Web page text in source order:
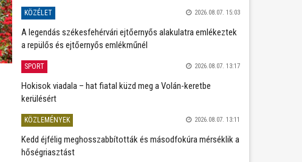
KÖZÉLET 2026.08.07. 15:03
A legendás székesfehérvári ejtőernyős alakulatra emlékeztek
a repülős és ejtőernyős emlékműnél
SPORT 2026.08.07. 13:17
Hokisok viadala – hat fiatal küzd meg a Volán-keretbe
kerülésért
KÖZLEMÉNYEK 2026.08.07. 13:11
Kedd éjfélig meghosszabbították és másodfokúra mérséklik a
hőségriasztást